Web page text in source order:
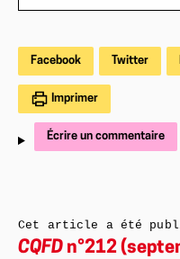
Facebook Twitter
Imprimer
Écrire un commentaire
Cet article a été
CQFD n°212